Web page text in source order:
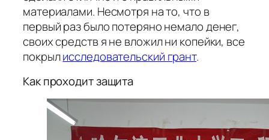
материалами. Несмотря на то, что в
первый раз было потеряно немало денег,
своих средств я не вложил ни копейки, все
покрылисследовательский грант.
Как проходит защита